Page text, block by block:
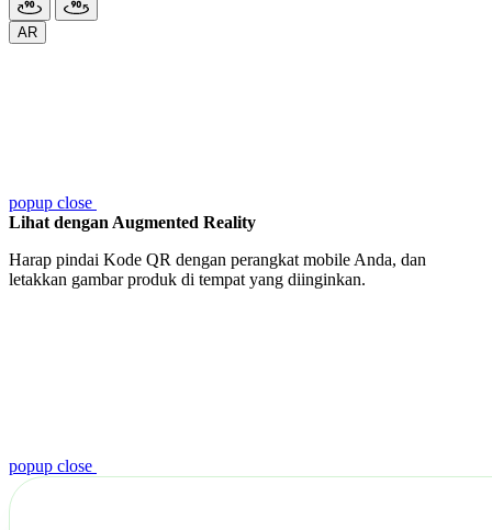
AR
popup close
Lihat dengan Augmented Reality
Harap pindai Kode QR dengan perangkat mobile Anda, dan
letakkan gambar produk di tempat yang diinginkan.
popup close